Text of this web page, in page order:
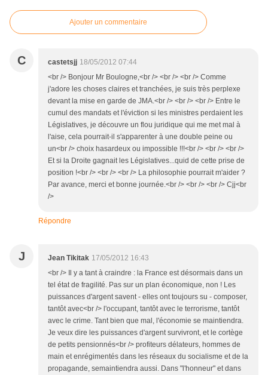
Ajouter un commentaire
C castetsjj 18/05/2012 07:44
<br /> Bonjour Mr Boulogne,<br /> <br /> <br /> Comme
j'adore les choses claires et tranchées, je suis très perplexe
devant la mise en garde de JMA.<br /> <br /> <br /> Entre le
cumul des mandats et l'éviction si les ministres perdaient les
Législatives, je découvre un flou juridique qui me met mal à
l'aise, cela pourrait-il s'apparenter à une double peine ou
un<br /> choix hasardeux ou impossible !!!<br /> <br /> <br />
Et si la Droite gagnait les Législatives...quid de cette prise de
position !<br /> <br /> <br /> La philosophie pourrait m'aider ?
Par avance, merci et bonne journée.<br /> <br /> <br /> Cjj<br
/>
Répondre
J Jean Tikitak 17/05/2012 16:43
<br /> Il y a tant à craindre : la France est désormais dans un
tel état de fragilité. Pas sur un plan économique, non ! Les
puissances d'argent savent - elles ont toujours su - composer,
tantôt avec<br /> l'occupant, tantôt avec le terrorisme, tantôt
avec le crime. Tant bien que mal, l'économie se maintiendra.
Je veux dire les puissances d'argent survivront, et le cortège
de petits pensionnés<br /> profiteurs délateurs, hommes de
main et enrégimentés dans les réseaux du socialisme et de la
propagande, semaintiendra aussi. Dans "l'honneur" et dans